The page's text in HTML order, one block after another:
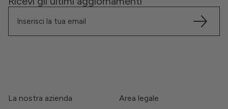
La nostra azienda Area legale